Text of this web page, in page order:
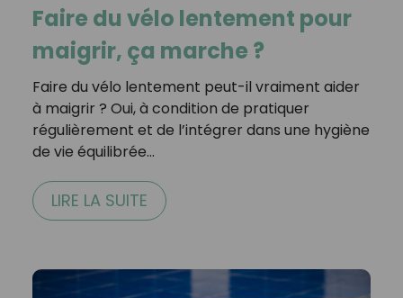
Faire du vélo lentement pour
maigrir, ça marche ?
Faire du vélo lentement peut-il vraiment aider
à maigrir ? Oui, à condition de pratiquer
régulièrement et de l’intégrer dans une hygiène
de vie équilibrée…
LIRE LA SUITE